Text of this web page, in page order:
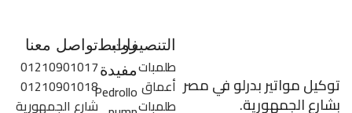
توكيل مواتير بدرلو في مصر
بشارع الجمهورية.
التنصيفات
طلمبات
أعماق
طلمبات
روابط
مفيدة
Pedrollo
تواصل معنا
01210901017
01210901018
شارع الجمهورية